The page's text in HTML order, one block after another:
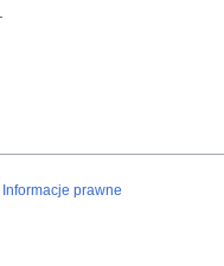
Informacje prawne